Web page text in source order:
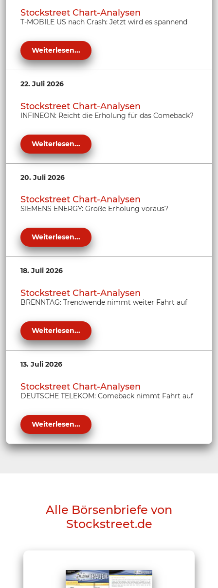
Stockstreet Chart-Analysen
T-MOBILE US nach Crash: Jetzt wird es spannend
Weiterlesen...
22. Juli 2026
Stockstreet Chart-Analysen
INFINEON: Reicht die Erholung für das Comeback?
Weiterlesen...
20. Juli 2026
Stockstreet Chart-Analysen
SIEMENS ENERGY: Große Erholung voraus?
Weiterlesen...
18. Juli 2026
Stockstreet Chart-Analysen
BRENNTAG: Trendwende nimmt weiter Fahrt auf
Weiterlesen...
13. Juli 2026
Stockstreet Chart-Analysen
DEUTSCHE TELEKOM: Comeback nimmt Fahrt auf
Weiterlesen...
Alle Börsenbriefe von
Stockstreet.de